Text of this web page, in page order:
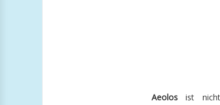
Aeolosist